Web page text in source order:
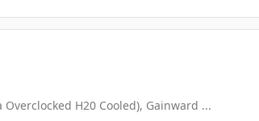
H20 Cooled), Gainward ...